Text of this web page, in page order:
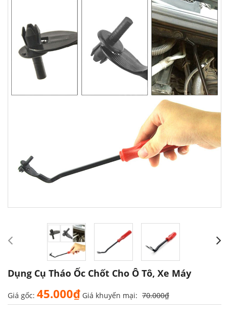
Dụng Cụ Tháo Ốc Chốt Cho Ô Tô, Xe Máy
Giá gốc: 45.000₫ Giá khuyến mại: 70.000₫